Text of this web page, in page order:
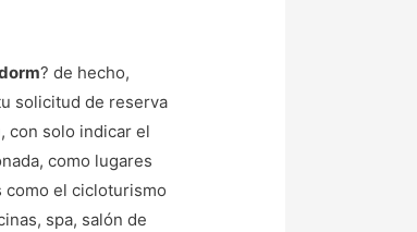
? de hecho,
solicitud de reserva
con solo indicar el
como lugares
como el cicloturismo
spa, salón de